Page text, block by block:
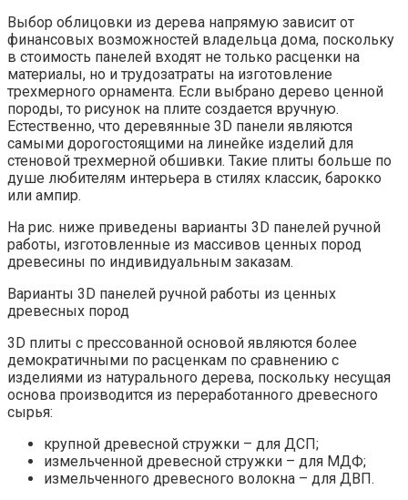
Выбор облицовки из дерева напрямую зависит от
финансовых возможностей владельца дома, поскольку
в стоимость панелей входят не только расценки на
материалы, но и трудозатраты на изготовление
трехмерного орнамента. Если выбрано дерево ценной
породы, то рисунок на плите создается вручную.
Естественно, что деревянные 3D панели являются
самыми дорогостоящими на линейке изделий для
стеновой трехмерной обшивки. Такие плиты больше по
душе любителям интерьера в стилях классик, барокко
или ампир.
На рис. ниже приведены варианты 3D панелей ручной
работы, изготовленные из массивов ценных пород
древесины по индивидуальным заказам.
Варианты 3D панелей ручной работы из ценных
древесных пород
3D плиты с прессованной основой являются более
демократичными по расценкам по сравнению с
изделиями из натурального дерева, поскольку несущая
основа производится из переработанного древесного
сырья:
крупной древесной стружки – для ДСП;
измельченной древесной стружки – для МДФ;
измельченного древесного волокна – для ДВП.